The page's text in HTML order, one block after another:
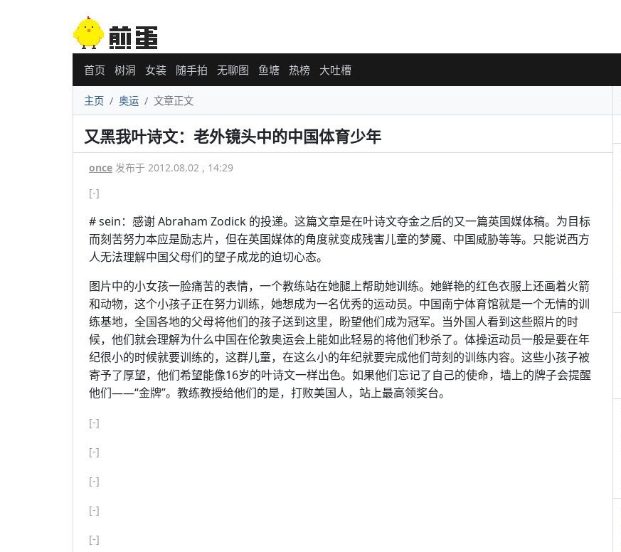
首页 树洞 女装 随手拍 无聊图 鱼塘 热榜 大吐槽
主页 奥运 文章正文
又黑我叶诗文：老外镜头中的中国体育少年
once 发布于 2012.08.02 , 14:29
[-]
# sein：感谢 Abraham Zodick 的投递。这篇文章是在叶诗文夺金之后的又一篇英国媒体稿。为目标
而刻苦努力本应是励志片，但在英国媒体的角度就变成残害儿童的梦魇、中国威胁等等。只能说西方
人无法理解中国父母们的望子成龙的迫切心态。
图片中的小女孩一脸痛苦的表情，一个教练站在她腿上帮助她训练。她鲜艳的红色衣服上还画着火箭
和动物，这个小孩子正在努力训练，她想成为一名优秀的运动员。中国南宁体育馆就是一个无情的训
练基地，全国各地的父母将他们的孩子送到这里，盼望他们成为冠军。当外国人看到这些照片的时
候，他们就会理解为什么中国在伦敦奥运会上能如此轻易的将他们秒杀了。体操运动员一般是要在年
纪很小的时候就要训练的，这群儿童，在这么小的年纪就要完成他们苛刻的训练内容。这些小孩子被
寄予了厚望，他们希望能像16岁的叶诗文一样出色。如果他们忘记了自己的使命，墙上的牌子会提醒
他们——“金牌”。教练教授给他们的是，打败美国人，站上最高领奖台。
[-]
[-]
[-]
[-]
[-]